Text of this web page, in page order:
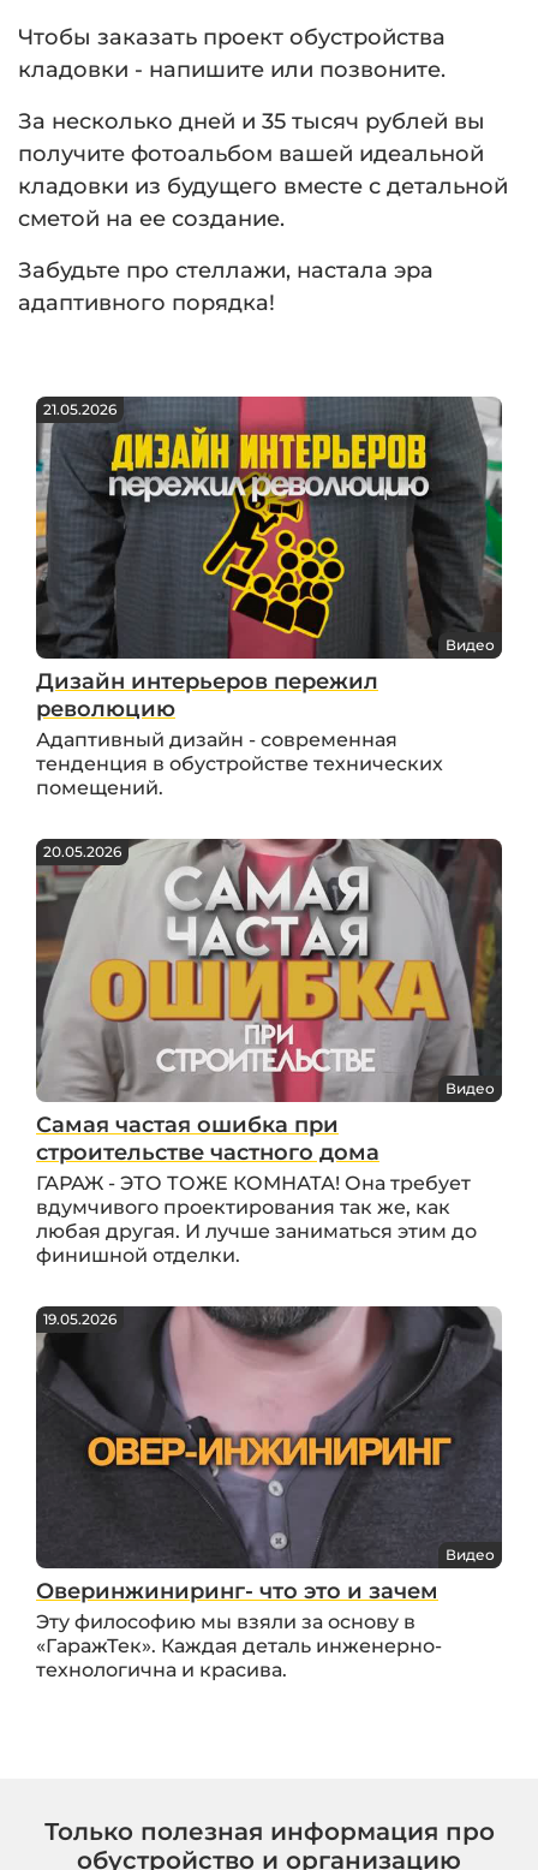
Чтобы заказать проект обустройства
кладовки - напишите или позвоните.
За несколько дней и 35 тысяч рублей вы
получите фотоальбом вашей идеальной
кладовки из будущего вместе с детальной
сметой на ее создание.
Забудьте про стеллажи, настала эра
адаптивного порядка!
21.05.2026
Видео
Дизайн интерьеров пережил
революцию
Адаптивный дизайн - современная
тенденция в обустройстве технических
помещений.
20.05.2026
Видео
Самая частая ошибка при
строительстве частного дома
ГАРАЖ - ЭТО ТОЖЕ КОМНАТА! Она требует
вдумчивого проектирования так же, как
любая другая. И лучше заниматься этим до
финишной отделки.
19.05.2026
Видео
Оверинжиниринг- что это и зачем
Эту философию мы взяли за основу в
«ГаражТек». Каждая деталь инженерно-
технологична и красива.
Только полезная информация про
обустройство и организацию